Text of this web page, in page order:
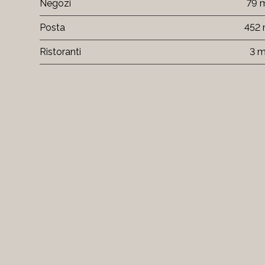
Negozi 79
Posta 452
Ristoranti 3 m